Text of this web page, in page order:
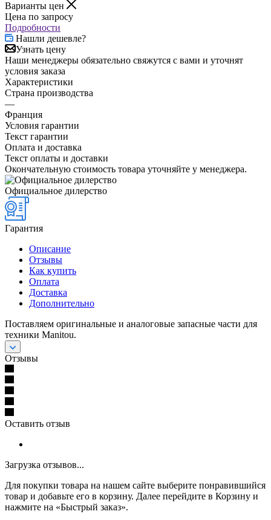
Варианты цен
Цена по запросу
Подробности
Нашли дешевле?
Узнать цену
Наши менеджеры обязательно свяжутся с вами и уточнят
условия заказа
Характеристики
Страна производства
—
Франция
Условия гарантии
Текст гарантии
Оплата и доставка
Текст оплаты и доставки
Окончательную стоимость товара уточняйте у менеджера.
Официальное дилерство
Гарантия
Описание
Отзывы
Как купить
Оплата
Доставка
Дополнительно
Поставляем оригинальные и аналоговые запасные части для
техники Manitou.
Отзывы
Оставить отзыв
Загрузка отзывов...
Для покупки товара на нашем сайте выберите понравившийся
товар и добавьте его в корзину. Далее перейдите в Корзину и
нажмите на «Быстрый заказ».